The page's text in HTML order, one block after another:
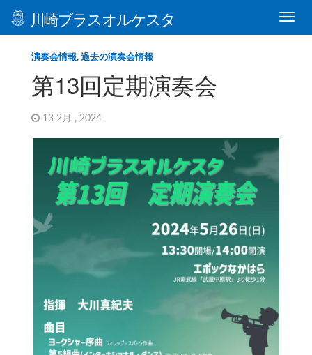
川崎ブラスオルケスタ
演奏会情報, 過去の演奏会情報
第13回定期演奏会
13 2月 , 2024